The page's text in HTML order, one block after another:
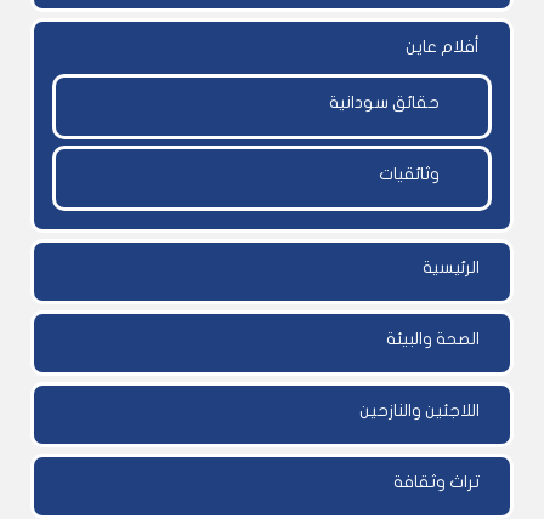
أفلام عاين
حقائق سودانية
وثائقيات
الرئيسية
الصحة والبيئة
اللاجئين والنازحين
تراث وثقافة